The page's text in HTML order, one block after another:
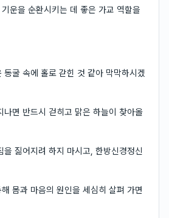
운을 순환시키는 데 좋은 가교 역할을
동굴 속에 홀로 갇힌 것 같아 막막하시겠
나면 반드시 걷히고 맑은 하늘이 찾아올
을 짊어지려 하지 마시고, 한방신경정신
몸과 마음의 원인을 세심히 살펴 가면